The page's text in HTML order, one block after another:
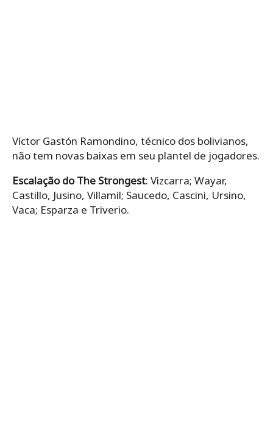
Víctor Gastón Ramondino, técnico dos bolivianos,
não tem novas baixas em seu plantel de jogadores.
Escalação do The Strongest: Vizcarra; Wayar,
Castillo, Jusino, Villamil; Saucedo, Cascini, Ursino,
Vaca; Esparza e Triverio.